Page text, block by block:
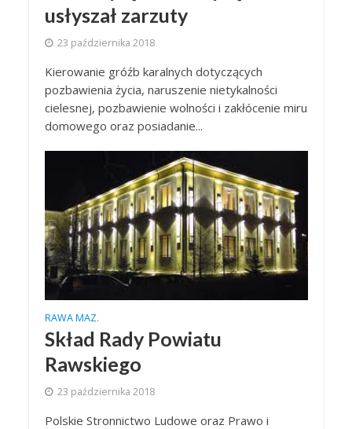
usłyszał zarzuty
23 października 2018
Kierowanie gróźb karalnych dotyczących
pozbawienia życia, naruszenie nietykalności
cielesnej, pozbawienie wolności i zakłócenie miru
domowego oraz posiadanie...
RAWA MAZ.
Skład Rady Powiatu
Rawskiego
23 października 2018
Polskie Stronnictwo Ludowe oraz Prawo i